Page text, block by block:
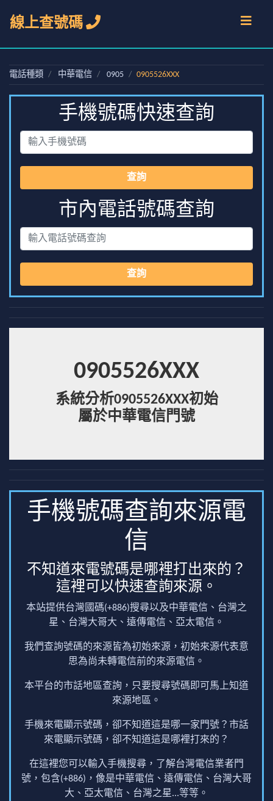
線上查號碼
電話種類 中華電信 0905 0905526XXX
手機號碼快速查詢
查詢
市內電話號碼查詢
查詢
0905526XXX
系統分析0905526XXX初始
屬於中華電信門號
手機號碼查詢來源電
信
不知道來電號碼是哪裡打出來的？
這裡可以快速查詢來源。
本站提供台灣國碼(+886)搜尋以及中華電信、台灣之
星、台灣大哥大、遠傳電信、亞太電信。
我們查詢號碼的來源皆為初始來源，初始來源代表意
思為尚未轉電信前的來源電信。
本平台的市話地區查詢，只要搜尋號碼即可馬上知道
來源地區。
手機來電顯示號碼，卻不知道這是哪一家門號？市話
來電顯示號碼，卻不知道這是哪裡打來的？
在這裡您可以輸入手機搜尋，了解台灣電信業者門
號，包含(+886)，像是中華電信、遠傳電信、台灣大哥
大、亞太電信、台灣之星...等等。